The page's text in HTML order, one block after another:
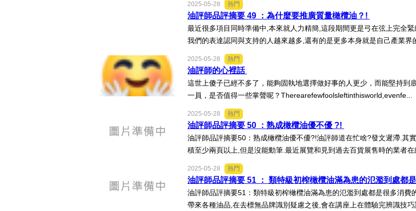
2025-05-28 熱門
油評師品評摘要 49 ：為什麼要推廣質量橄欖油？!
最近很多項目同時準備中,本來就人力精簡,這段期間更是弓在弦上完全
我們的表達認同與支持的人越來越多,還有的是更多本身就是自己產業界
2025-05-28 熱門
油評師的心裡話
這世上傻子已經不多了，能夠固執地選擇做好事的人更少，而能堅持
一員，是否值得一些掌聲呢？Therearefewfoolsleftinthisworld,evenfe...
2025-05-28 熱門
油評師品評摘要 50 ：熟成橄欖油優不優 ?!
油評師品評摘要50：熟成橄欖油優不優?!油評師道在忙啥?發文遲滯.其
積至少兩頁以上,但是沒能動筆.最近展覽和見到過去百貨展售時的業者在
2025-05-28 熱門
油評師品評摘要 51 ： 類特級初榨橄欖油滿為患的氾濫到處都是
油評師品評摘要51：類特級初榨橄欖油滿為患的氾濫到處都是很多消
帶來各種油品,在去標無品牌識別疑慮之後,會在講座上在體驗完辨識技巧